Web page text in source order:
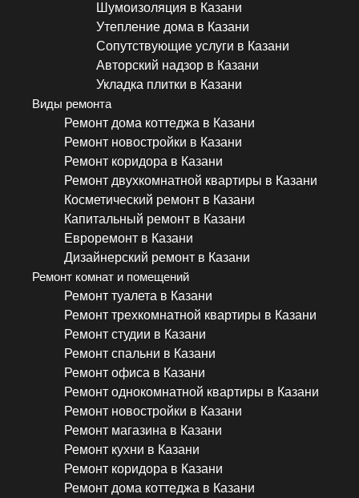
Шумоизоляция в Казани
Утепление дома в Казани
Сопутствующие услуги в Казани
Авторский надзор в Казани
Укладка плитки в Казани
Виды ремонта
Ремонт дома коттеджа в Казани
Ремонт новостройки в Казани
Ремонт коридора в Казани
Ремонт двухкомнатной квартиры в Казани
Косметический ремонт в Казани
Капитальный ремонт в Казани
Евроремонт в Казани
Дизайнерский ремонт в Казани
Ремонт комнат и помещений
Ремонт туалета в Казани
Ремонт трехкомнатной квартиры в Казани
Ремонт студии в Казани
Ремонт спальни в Казани
Ремонт офиса в Казани
Ремонт однокомнатной квартиры в Казани
Ремонт новостройки в Казани
Ремонт магазина в Казани
Ремонт кухни в Казани
Ремонт коридора в Казани
Ремонт дома коттеджа в Казани